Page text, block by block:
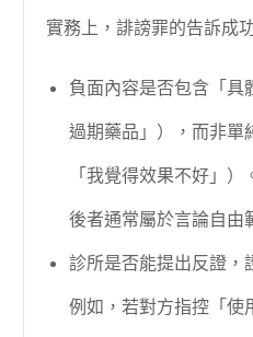
實務上，誹謗罪的告訴成
負面內容是否包含「具
過期藥品」），而非單
「我覺得效果不好」
後者通常屬於言論自由
診所是否能提出反證，
例如，若對方指控「使